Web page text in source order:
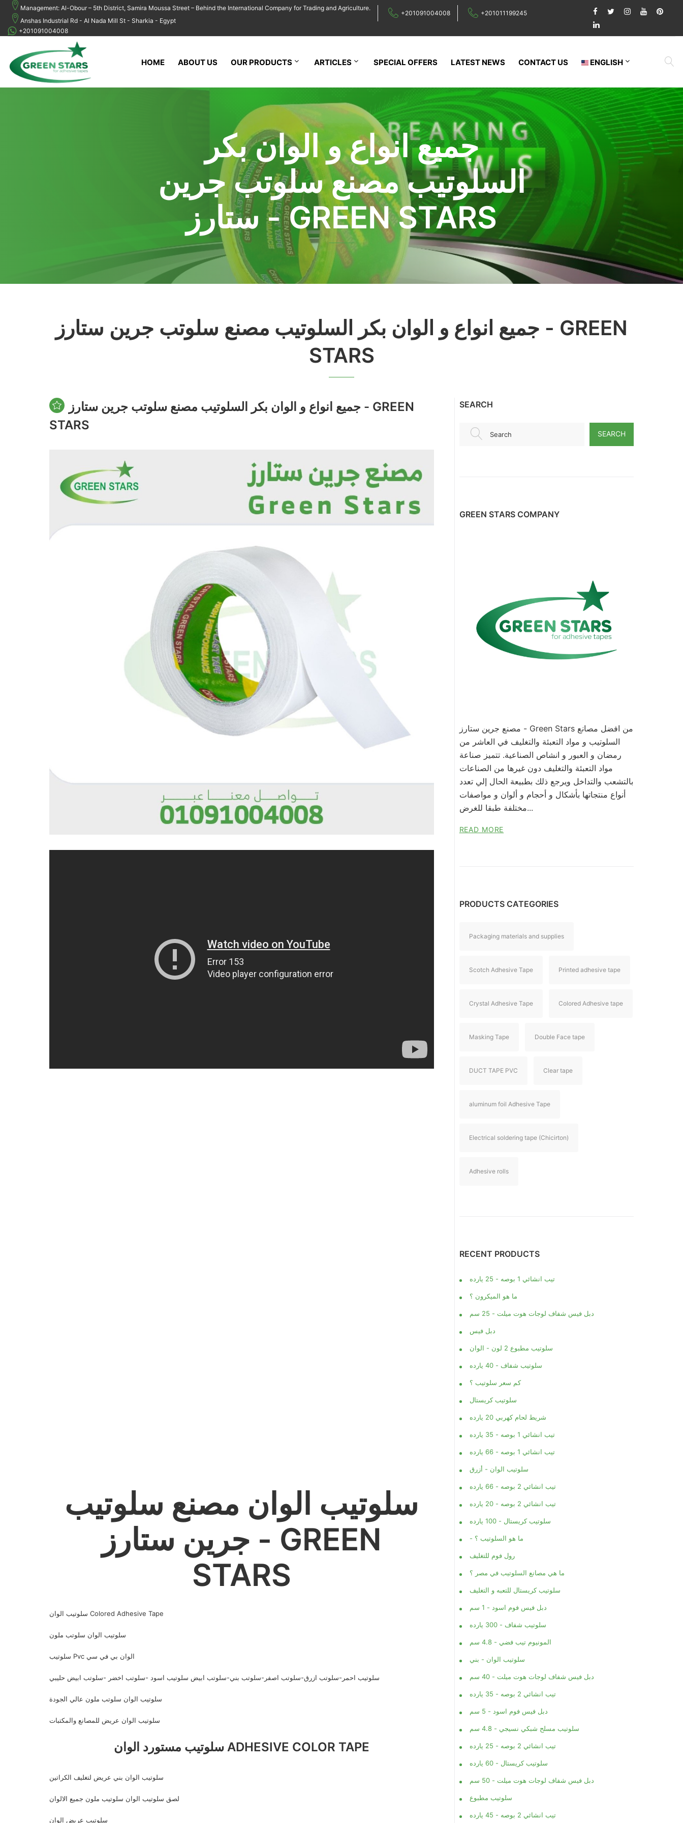
Management: Al-Obour – 5th District, Samira Moussa Street – Behind the International Company for Trading and Agriculture.
Anshas Industrial Rd - Al Nada Mill St - Sharkia - Egypt
+201091004008 +201011199245
+201091004008
HOME ABOUT US OUR PRODUCTS ARTICLES SPECIAL OFFERS LATEST NEWS CONTACT US ENGLISH
جميع انواع و الوان بكر
السلوتيب مصنع سلوتب جرين
ستارز - GREEN STARS
جميع انواع و الوان بكر السلوتيب مصنع سلوتب جرين ستارز - GREEN
STARS
جميع انواع و الوان بكر السلوتيب مصنع سلوتب جرين ستارز - GREEN
STARS
سلوتيب الوان مصنع سلوتيب
جرين ستارز - GREEN
STARS
سلوتيب الوان Colored Adhesive Tape
سلوتيب الوان سلوتب ملون
سلوتيب Pvc الوان بي في سي
سلوتيب احمر-سلوتب ازرق-سلوتب اصفر-سلوتب بني-سلوتب ابيض سلوتيب اسود -سلوتب اخضر -سلوتب ابيض حليبي
سلوتيب الوان سلوتب ملون عالي الجودة
سلوتيب الوان عريض للمصانع والمكتبات
سلوتيب مستورد الوان ADHESIVE COLOR TAPE
سلوتيب الوان بني عريض لتغليف الكراتين
لصق سلوتيب الوان سلوتيب ملون جميع الالوان
سلوتيب عريض الوان
SEARCH
Search SEARCH
GREEN STARS COMPANY
مصنع جرين ستارز - Green Stars من افضل مصانع
السلوتيب و مواد التعبئة والتغليف في العاشر من
رمضان و العبور و انشاص الصناعية. تتميز صناعة
مواد التعبئة والتغليف دون غيرها من الصناعات
بالتشعب والتداخل ويرجع ذلك بطبيعة الحال إلي تعدد
أنواع منتجاتها بأشكال و أحجام و ألوان و مواصفات
مختلفة طبقا للغرض...
READ MORE
PRODUCTS CATEGORIES
Packaging materials and supplies
Scotch Adhesive Tape Printed adhesive tape
Crystal Adhesive Tape Colored Adhesive tape
Masking Tape Double Face tape
DUCT TAPE PVC Clear tape
aluminum foil Adhesive Tape
Electrical soldering tape (Chicirton)
Adhesive rolls
RECENT PRODUCTS
تيب انشائي 1 بوصه - 25 يارده
ما هو الميكرون ؟
دبل فيس شفاف لوجات هوت ميلت - 25 سم
دبل فيس
سلوتيب مطبوع 2 لون - الوان
سلوتيب شفاف - 40 يارده
كم سعر سلوتيب ؟
سلوتيب كريستال
شريط لحام كهربي 20 يارده
تيب انشائي 1 بوصه - 35 يارده
تيب انشائي 1 بوصه - 66 يارده
سلوتيب الوان - أزرق
تيب انشائي 2 بوصه - 66 يارده
تيب انشائي 2 بوصه - 20 يارده
سلوتيب كريستال - 100 يارده
- ما هو السلوتيب ؟
رول فوم للتغليف
ما هي مصانع السلوتيب في مصر ؟
سلوتيب كريستال للتعبه و التغليف
دبل فيس فوم اسود - 1 سم
سلوتيب شفاف - 300 يارده
المونيوم تيب فضي - 4.8 سم
سلوتيب الوان - بني
دبل فيس شفاف لوجات هوت ميلت - 40 سم
تيب انشائي 2 بوصه - 35 يارده
دبل فيس فوم اسود - 5 سم
سلوتيب مسلح شبكي نسيجي - 4.8 سم
تيب انشائي 2 بوصه - 25 يارده
سلوتيب كريستال - 60 يارده
دبل فيس شفاف لوجات هوت ميلت - 50 سم
سلوتيب مطبوع
تيب انشائي 2 بوصه - 45 يارده